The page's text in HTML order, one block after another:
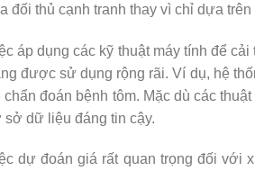
đối thủ cạnh tranh thay vì chỉ dựa
áp dụng các kỹ thuật máy tính để
được sử dụng rộng rãi. Ví dụ, hệ
chẩn đoán bệnh tôm. Mặc dù các
sở dữ liệu đáng tin cậy.
dự đoán giá rất quan trọng đối với